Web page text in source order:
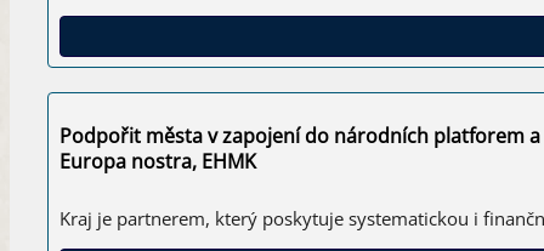
Podpořit města v zapojení do národních platforem
Europa nostra, EHMK
Kraj je partnerem, který poskytuje systematickou i